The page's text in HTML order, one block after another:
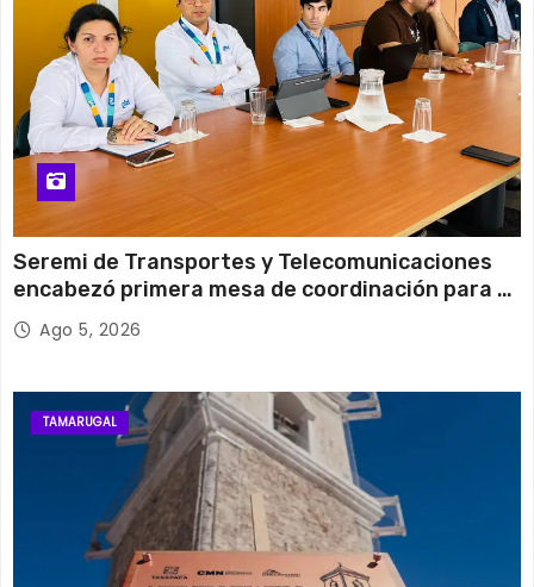
Seremi de Transportes y Telecomunicaciones
encabezó primera mesa de coordinación para el
retiro de cables en desuso en Iquique
Ago 5, 2026
TAMARUGAL